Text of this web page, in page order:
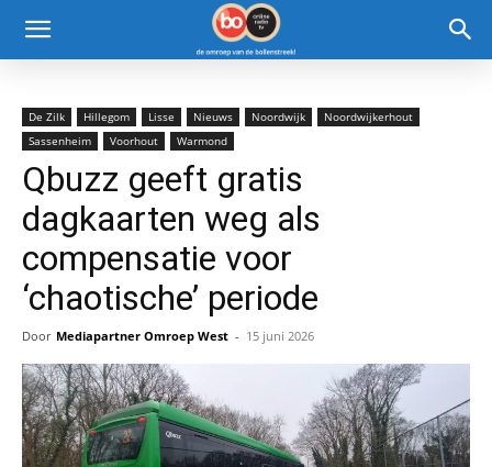
De Zilk Hillegom Lisse Nieuws Noordwijk
Noordwijkerhout
Sassenheim
Voorhout Warmond
Qbuzz geeft gratis
dagkaarten weg als
compensatie voor
‘chaotische’ periode
Door Mediapartner Omroep West - 15 juni 2026